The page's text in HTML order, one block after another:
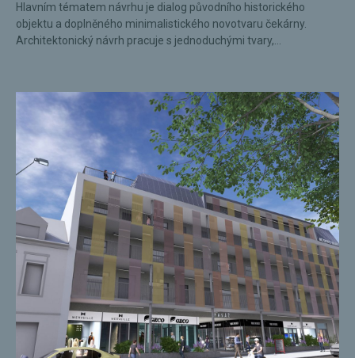
Hlavním tématem návrhu je dialog původního historického
objektu a doplněného minimalistického novotvaru čekárny.
Architektonický návrh pracuje s jednoduchými tvary,...